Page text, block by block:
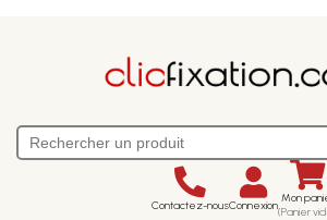
Contactez-nousConnexion Mon
(Panier